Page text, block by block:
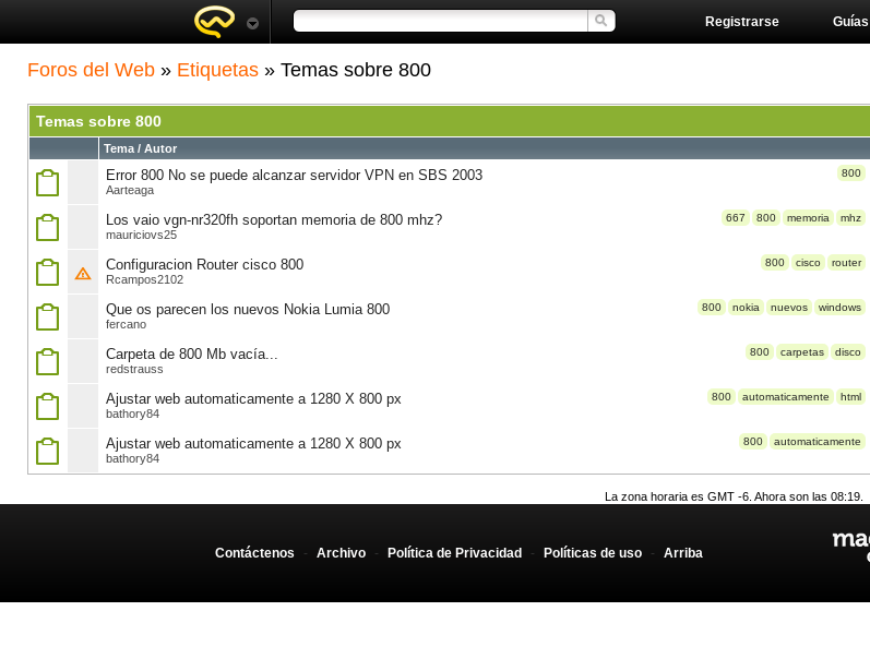
Guías
Registrarse
Foros del Web » Etiquetas » Temas sobre 800
Temas sobre 800
Tema / Autor
800
Error 800 No se puede alcanzar servidor VPN en SBS 2003
Aarteaga
667 800 memoria mhz
Los vaio vgn-nr320fh soportan memoria de 800 mhz?
mauriciovs25
800 cisco router
Configuracion Router cisco 800
Rcampos2102
800 nokia nuevos windows
Que os parecen los nuevos Nokia Lumia 800
fercano
800 carpetas disco
Carpeta de 800 Mb vacía...
redstrauss
800 automaticamente html
Ajustar web automaticamente a 1280 X 800 px
bathory84
800 automaticamente
Ajustar web automaticamente a 1280 X 800 px
bathory84
La zona horaria es GMT -6. Ahora son las 08:19.
Contáctenos - Archivo - Política de Privacidad - Políticas de uso - Arriba